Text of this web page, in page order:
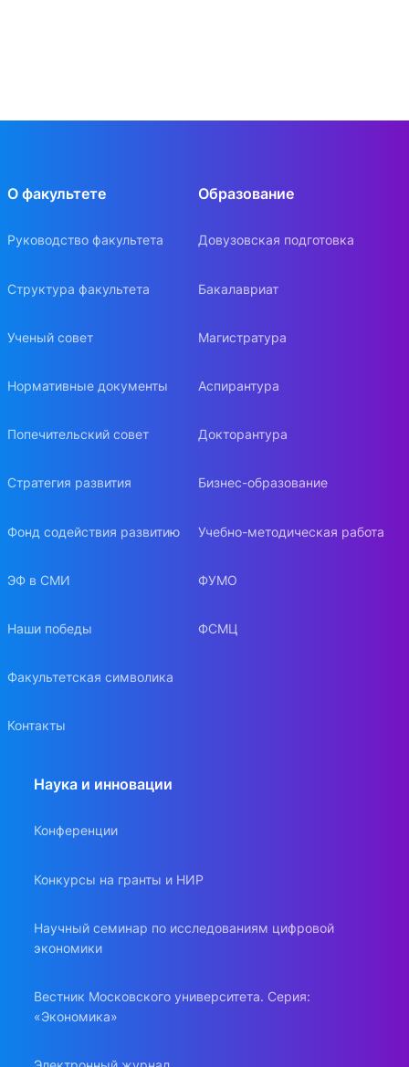
О факультете
Руководство факультета
Структура факультета
Ученый совет
Нормативные документы
Попечительский совет
Стратегия развития
Фонд содействия развитию
ЭФ в СМИ
Наши победы
Факультетская символика
Контакты
Образование
Довузовская подготовка
Бакалавриат
Магистратура
Аспирантура
Докторантура
Бизнес-образование
Учебно-методическая работа
ФУМО
ФСМЦ
Наука и инновации
Конференции
Конкурсы на гранты и НИР
Научный семинар по исследованиям цифровой
экономики
Вестник Московского университета. Серия:
«Экономика»